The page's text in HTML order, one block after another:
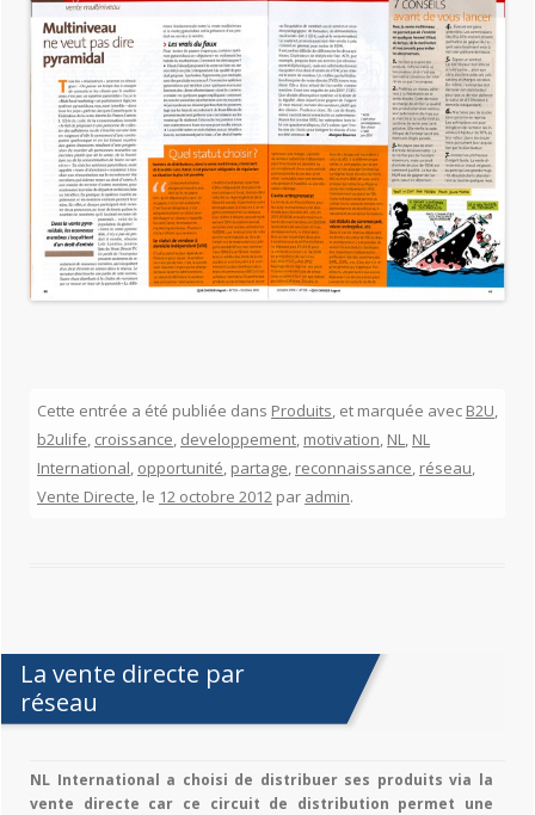
Cette entrée a été publiée dans Produits, et marquée avec B2U,
b2ulife, croissance, developpement, motivation, NL, NL
International, opportunité, partage, reconnaissance, réseau,
Vente Directe, le 12 octobre 2012 par admin.
La vente directe par
réseau
NL International a choisi de distribuer ses produits via la
vente directe car ce circuit de distribution permet une